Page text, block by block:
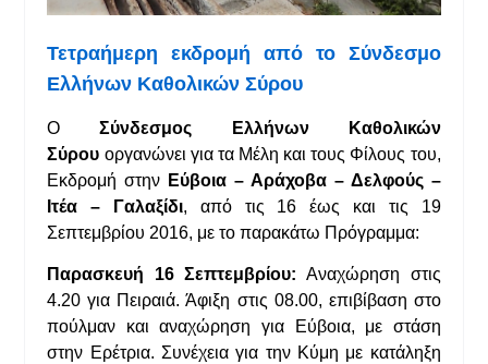
Τετραήμερη εκδρομή από το Σύνδεσμο
Ελλήνων Καθολικών Σύρου
ΟΣύνδεσμος Ελλήνων Καθολικών
Σύρου οργανώνει για τα Μέλη και τους Φίλους του,
Εκδρομή στην Εύβοια – Αράχοβα – Δελφούς –
Ιτέα – Γαλαξίδι, από τις 16 έως και τις 19
Σεπτεμβρίου 2016, με το παρακάτω Πρόγραμμα:
Παρασκευή 16 Σεπτεμβρίου: Αναχώρηση στις
4.20 για Πειραιά. Άφιξη στις 08.00, επιβίβαση στο
πούλμαν και αναχώρηση για Εύβοια, με στάση
στην Ερέτρια. Συνέχεια για την Κύμη με κατάληξη